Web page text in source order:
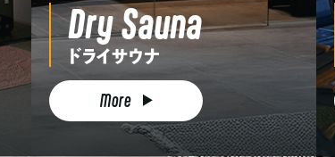
Dry Sauna
ドライサウナ
More